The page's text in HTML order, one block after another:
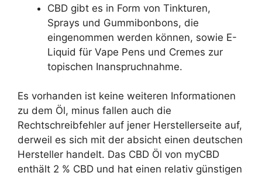
CBD gibt es in Form von Tinkturen,
Sprays und Gummibonbons, die
eingenommen werden können, sowie E-
Liquid für Vape Pens und Cremes zur
topischen Inanspruchnahme.
Es vorhanden ist keine weiteren Informationen
zu dem Öl, minus fallen auch die
Rechtschreibfehler auf jener Herstellerseite auf,
derweil es sich mit der absicht einen deutschen
Hersteller handelt. Das CBD Öl von myCBD
enthält 2 % CBD und hat einen relativ günstigen